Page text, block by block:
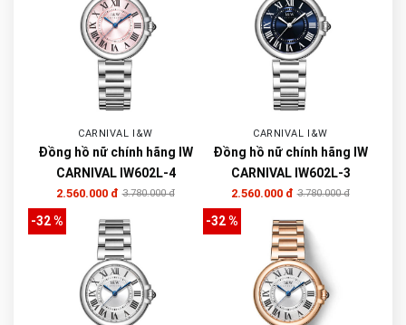
CARNIVAL I&W
Đồng hồ nữ chính hãng IW
CARNIVAL IW602L-4
2.560.000 đ 3.780.000 đ
CARNIVAL I&W
Đồng hồ nữ chính hãng IW
CARNIVAL IW602L-3
2.560.000 đ 3.780.000 đ
-32 % -32 %